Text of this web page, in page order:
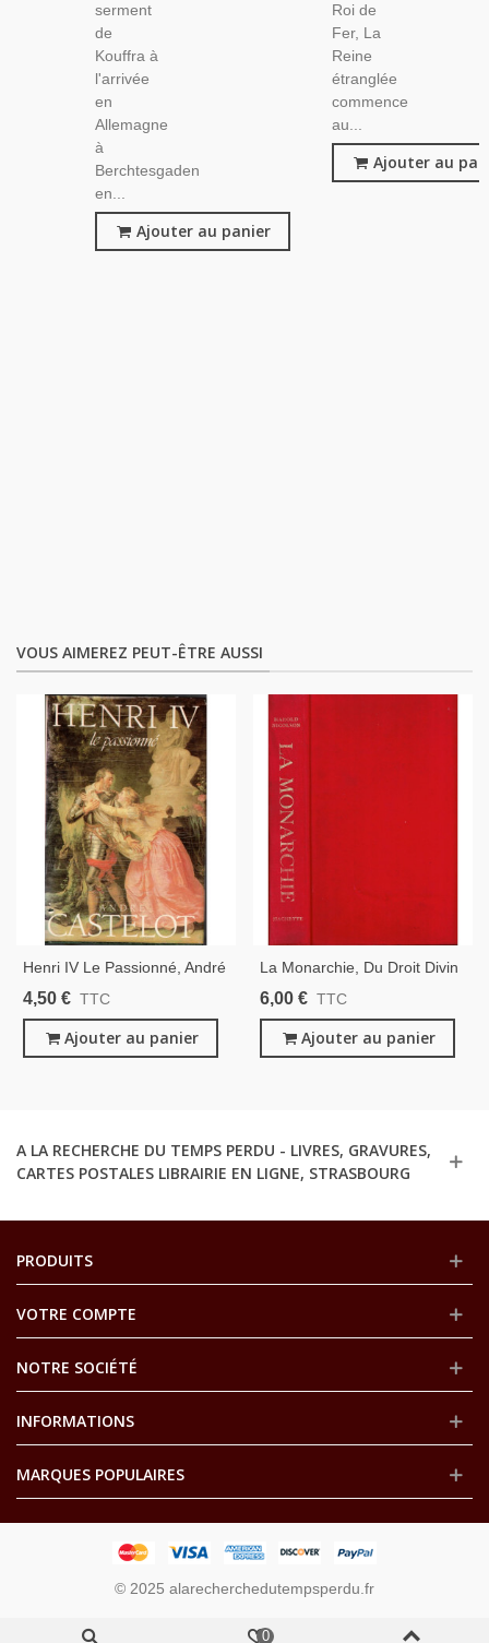
serment
de
Kouffra à
l'arrivée
en
Allemagne
à
Berchtesgaden
en...
Ajouter au panier
Roi de
Fer, La
Reine
étranglée
commence
au...
Ajouter au
VOUS AIMEREZ PEUT-ÊTRE AUSSI
Henri IV Le Passionné, André
Castelot, 1987 - Histoire XVIe
4,50 € TTC
Ajouter au panier
La Monarchie, Du Droit Divin
Aux Constitutions Modernes,
Histoire De France,
6,00 € TTC
Ajouter au panier
A LA RECHERCHE DU TEMPS PERDU - LIVRES, GRAVURES,
CARTES POSTALES LIBRAIRIE EN LIGNE, STRASBOURG
PRODUITS
VOTRE COMPTE
NOTRE SOCIÉTÉ
INFORMATIONS
MARQUES POPULAIRES
© 2025 alarecherchedutempsperdu.fr
0